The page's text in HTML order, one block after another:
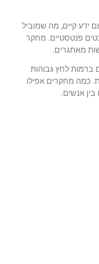
ידע קיים, מה שמוביל
פנטסטיים. מחקר
מאתגרים.
ברמות לחץ גבוהות
כמה מחקרים אפילו
בין אנשים.